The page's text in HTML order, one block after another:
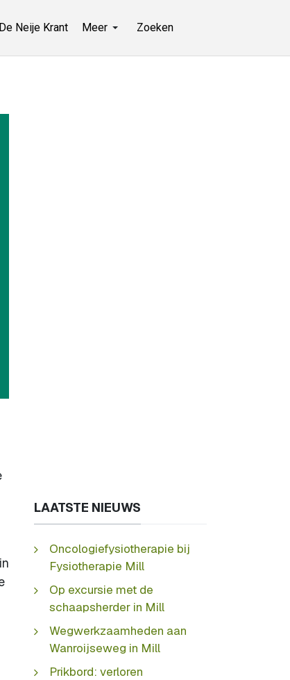
De Neije Krant Meer Zoeken
LAATSTE NIEUWS
Oncologiefysiotherapie bij
Fysiotherapie Mill
Op excursie met de
schaapsherder in Mill
Wegwerkzaamheden aan
Wanroijseweg in Mill
Prikbord: verloren